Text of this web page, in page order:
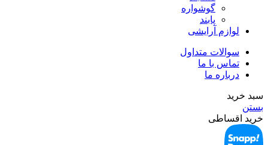
گوشواره
پابند
لوازم آرایشی
سوالات متداول
تماس با ما
درباره ما
سبد خرید
بستن
خرید اقساطی